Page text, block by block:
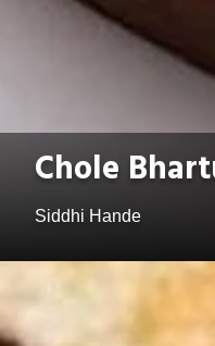
Chole
Siddhi Hande